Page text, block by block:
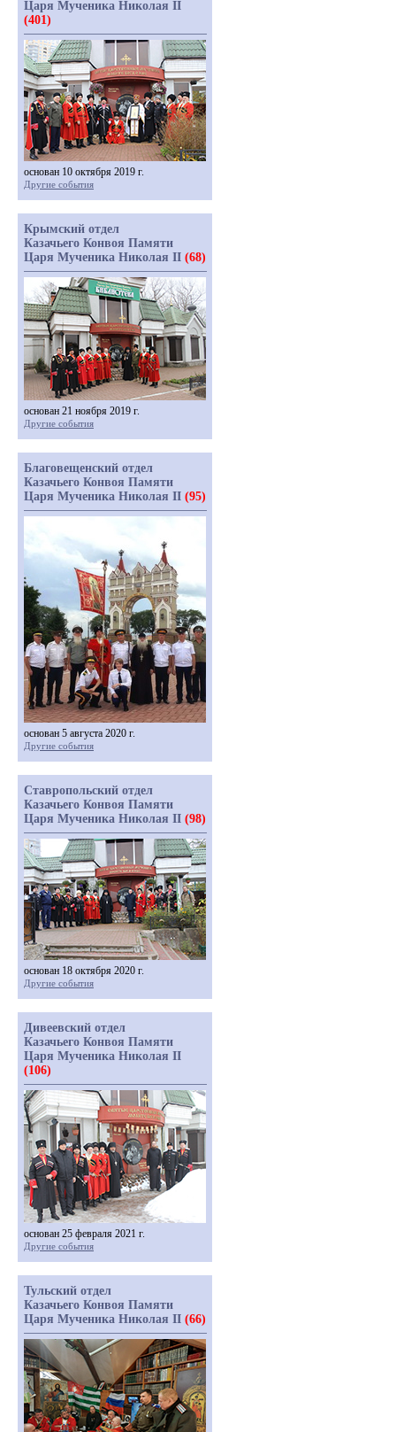
Царя Мученика Николая II
(401)
основан 10 октября 2019 г.
Другие события
Крымский отдел
Казачьего Конвоя Памяти
Царя Мученика Николая II (68)
основан 21 ноября 2019 г.
Другие события
Благовещенский отдел
Казачьего Конвоя Памяти
Царя Мученика Николая II (95)
основан 5 августа 2020 г.
Другие события
Ставропольский отдел
Казачьего Конвоя Памяти
Царя Мученика Николая II (98)
основан 18 октября 2020 г.
Другие события
Дивеевский отдел
Казачьего Конвоя Памяти
Царя Мученика Николая II
(106)
основан 25 февраля 2021 г.
Другие события
Тульский отдел
Казачьего Конвоя Памяти
Царя Мученика Николая II (66)